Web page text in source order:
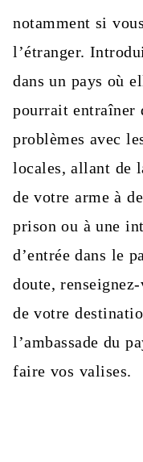
notamment si
l’étranger.
dans un pays où
pourrait entraîner
problèmes avec
locales, allant de
de votre arme à
prison ou à une
d’entrée dans le
doute,
de votre
l’ambassade du
faire vos valises.